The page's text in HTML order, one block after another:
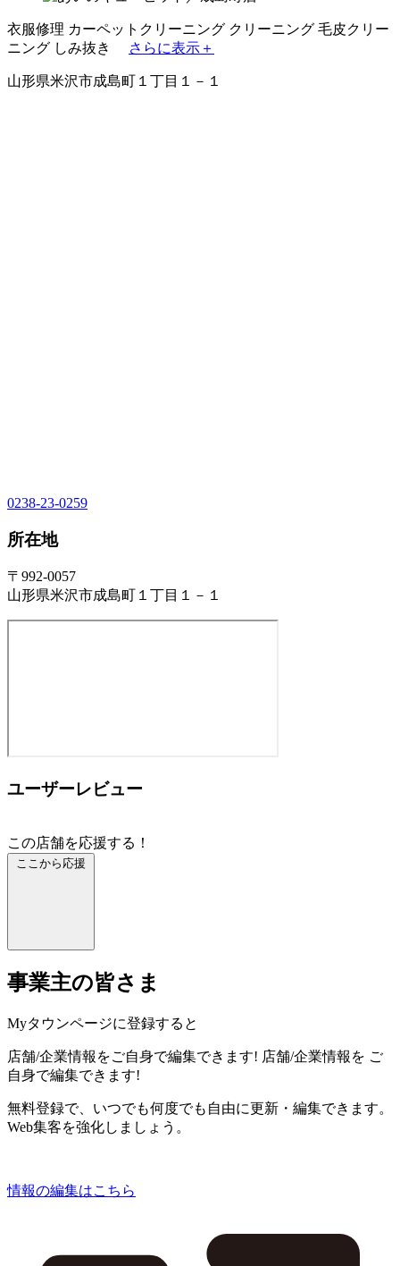
衣服修理 カーペットクリーニング クリーニング 毛皮クリー
ニング しみ抜き さらに表示＋
山形県米沢市成島町１丁目１－１
0238-23-0259
所在地
〒992-0057
山形県米沢市成島町１丁目１－１
ユーザーレビュー
この店舗を応援する！
ここから応援
事業主の皆さま
Myタウンページに登録すると
店舗/企業情報をご自身で編集できます! 店舗/企業情報を ご
自身で編集できます!
無料登録で、いつでも何度でも自由に更新・編集できます。
Web集客を強化しましょう。
情報の編集はこちら